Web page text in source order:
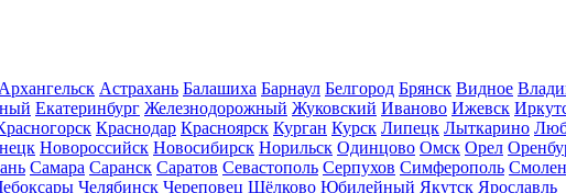
Архангельск Астрахань Балашиха Барнаул Белгород Брянск Видное
Екатеринбург Железнодорожный Жуковский Иваново Ижевск
Краснодар Красноярск Курган Курск Липецк Лыткарино
Новороссийск Новосибирск Норильск Одинцово Омск Орел
Самара Саранск Саратов Севастополь Серпухов Симферополь
Челябинск Череповец Щёлково Юбилейный Якутск Ярославль